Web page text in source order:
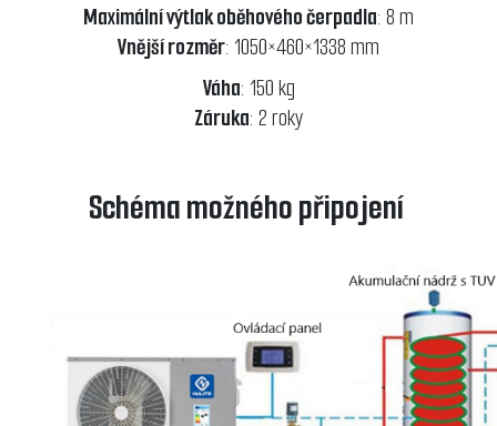
Maximální výtlak oběhového čerpadla: 8 m
Vnější rozměr: 1050×460×1338 mm
Váha: 150 kg
Záruka: 2 roky
Schéma možného připojení